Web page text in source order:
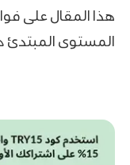
هذا المقال على
المستوى المبتدئ